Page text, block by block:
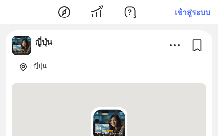
เข้าสู่ระบบ
ญี่ปุ่น
ญี่ปุ่น